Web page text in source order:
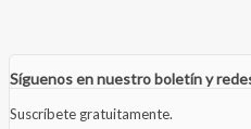
Síguenos en nuestro boletín y
Suscríbete gratuitamente.